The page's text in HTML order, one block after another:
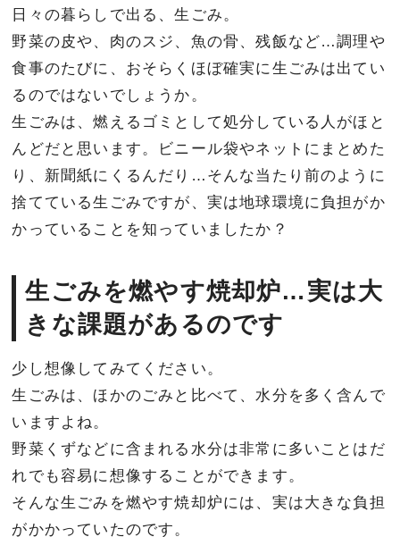
日々の暮らしで出る、生ごみ。
野菜の皮や、肉のスジ、魚の骨、残飯など…調理や
食事のたびに、おそらくほぼ確実に生ごみは出てい
るのではないでしょうか。
生ごみは、燃えるゴミとして処分している人がほと
んどだと思います。ビニール袋やネットにまとめた
り、新聞紙にくるんだり…そんな当たり前のように
捨てている生ごみですが、実は地球環境に負担がか
かっていることを知っていましたか？
生ごみを燃やす焼却炉…実は大
きな課題があるのです
少し想像してみてください。
生ごみは、ほかのごみと比べて、水分を多く含んで
いますよね。
野菜くずなどに含まれる水分は非常に多いことはだ
れでも容易に想像することができます。
そんな生ごみを燃やす焼却炉には、実は大きな負担
がかかっていたのです。